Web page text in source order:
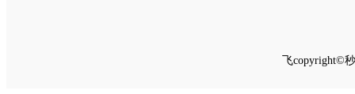
飞copyright©